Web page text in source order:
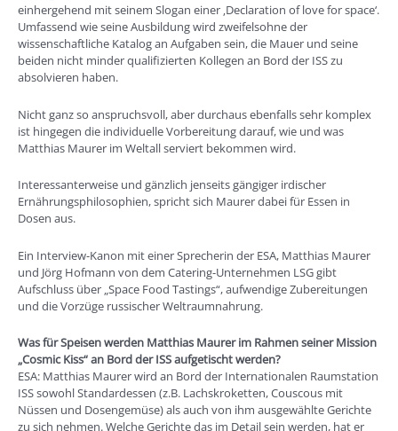
einhergehend mit seinem Slogan einer ‚Declaration of love for space‘.
Umfassend wie seine Ausbildung wird zweifelsohne der
wissenschaftliche Katalog an Aufgaben sein, die Mauer und seine
beiden nicht minder qualifizierten Kollegen an Bord der ISS zu
absolvieren haben.
Nicht ganz so anspruchsvoll, aber durchaus ebenfalls sehr komplex
ist hingegen die individuelle Vorbereitung darauf, wie und was
Matthias Maurer im Weltall serviert bekommen wird.
Interessanterweise und gänzlich jenseits gängiger irdischer
Ernährungsphilosophien, spricht sich Maurer dabei für Essen in
Dosen aus.
Ein Interview-Kanon mit einer Sprecherin der ESA, Matthias Maurer
und Jörg Hofmann von dem Catering-Unternehmen LSG gibt
Aufschluss über „Space Food Tastings“, aufwendige Zubereitungen
und die Vorzüge russischer Weltraumnahrung.
Was für Speisen werden Matthias Maurer im Rahmen seiner Mission
„Cosmic Kiss“ an Bord der ISS aufgetischt werden?
ESA: Matthias Maurer wird an Bord der Internationalen Raumstation
ISS sowohl Standardessen (z.B. Lachskroketten, Couscous mit
Nüssen und Dosengemüse) als auch von ihm ausgewählte Gerichte
zu sich nehmen. Welche Gerichte das im Detail sein werden, hat er